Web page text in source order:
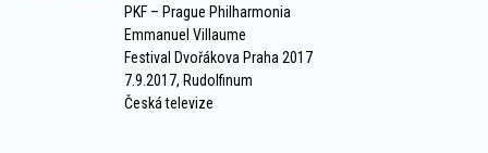
PKF – Prague Philharmonia
Emmanuel Villaume
Festival Dvořákova Praha 2017
7.9.2017, Rudolfinum
Česká televize